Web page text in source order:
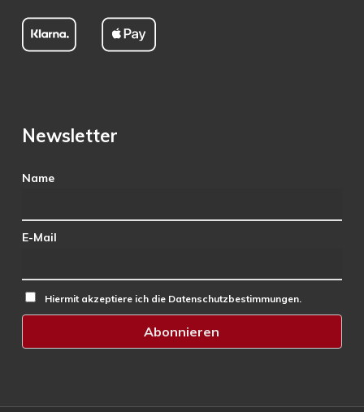
Newsletter
Name
E-Mail
Hiermit akzeptiere ich die Datenschutzbestimmungen.